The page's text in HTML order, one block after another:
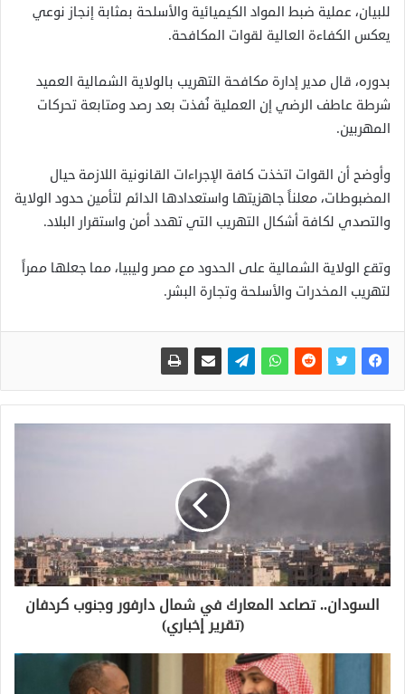
للبيان، عملية ضبط المواد الكيميائية والأسلحة بمثابة إنجاز نوعي
يعكس الكفاءة العالية لقوات المكافحة.
بدوره، قال مدير إدارة مكافحة التهريب بالولاية الشمالية العميد
شرطة عاطف الرضي إن العملية نُفذت بعد رصد ومتابعة تحركات
المهربين.
وأوضح أن القوات اتخذت كافة الإجراءات القانونية اللازمة حيال
المضبوطات، معلناً جاهزيتها واستعدادها الدائم لتأمين حدود الولاية
والتصدي لكافة أشكال التهريب التي تهدد أمن واستقرار البلاد.
وتقع الولاية الشمالية على الحدود مع مصر وليبيا، مما جعلها ممراً
لتهريب المخدرات والأسلحة وتجارة البشر.
السودان.. تصاعد المعارك في شمال دارفور وجنوب كردفان
(تقرير إخباري)